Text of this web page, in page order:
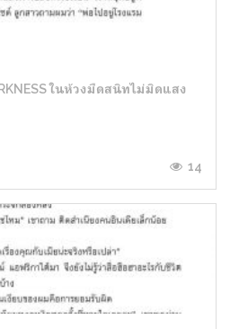
ในห้วงมืดสนิทไม่มิดแสง
14